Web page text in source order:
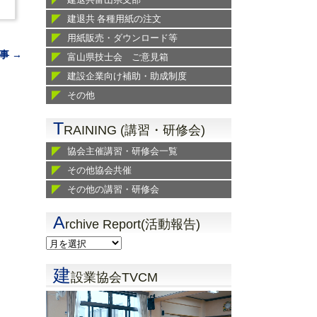
→
建退共 各種用紙の注文
用紙販売・ダウンロード等
富山県技士会 ご意見箱
建設企業向け補助・助成制度
その他
TRAINING (講習・研修会)
協会主催講習・研修会一覧
その他協会共催
その他の講習・研修会
Archive Report(活動報告)
建設業協会TVCM